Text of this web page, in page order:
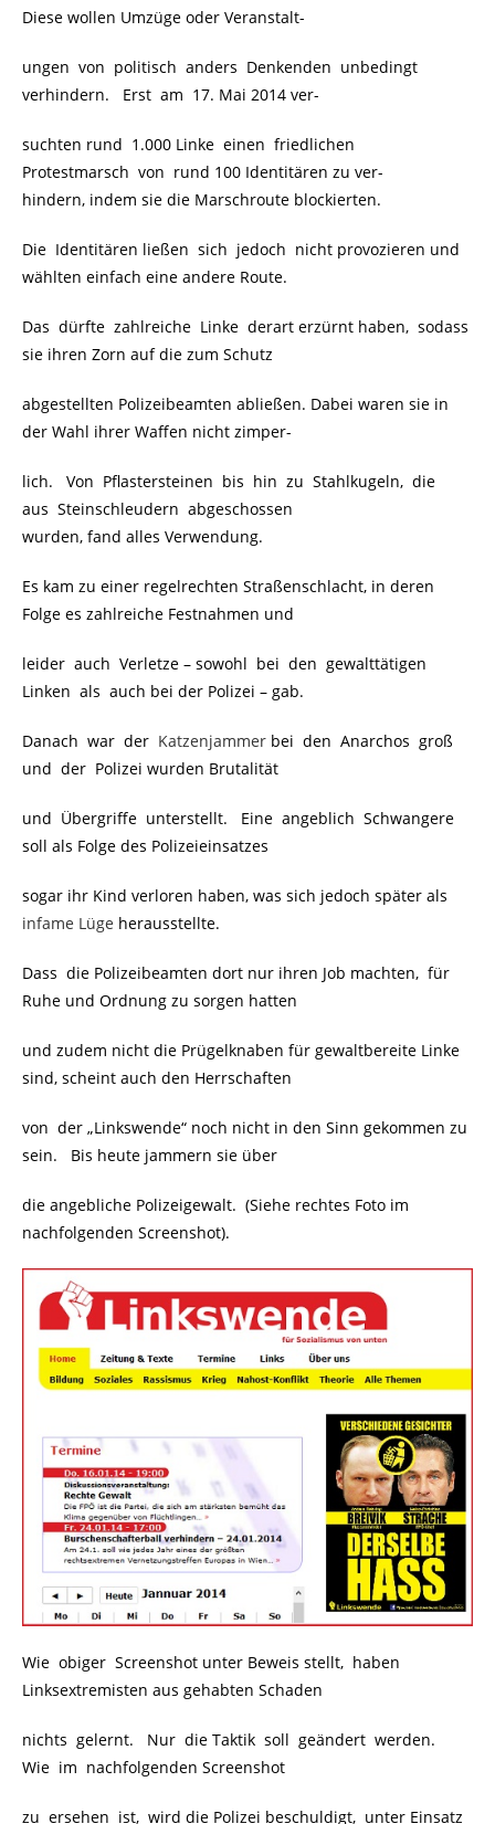
Diese wollen Umzüge oder Veranstalt-
ungen von politisch anders Denkenden unbedingt
verhindern. Erst am 17. Mai 2014 ver-
suchten rund 1.000 Linke einen friedlichen
Protestmarsch von rund 100 Identitären zu ver-
hindern, indem sie die Marschroute blockierten.
Die Identitären ließen sich jedoch nicht provozieren und
wählten einfach eine andere Route.
Das dürfte zahlreiche Linke derart erzürnt haben, sodass
sie ihren Zorn auf die zum Schutz
abgestellten Polizeibeamten abließen. Dabei waren sie in
der Wahl ihrer Waffen nicht zimper-
lich. Von Pflastersteinen bis hin zu Stahlkugeln, die
aus Steinschleudern abgeschossen
wurden, fand alles Verwendung.
Es kam zu einer regelrechten Straßenschlacht, in deren
Folge es zahlreiche Festnahmen und
leider auch Verletze – sowohl bei den gewalttätigen
Linken als auch bei der Polizei – gab.
Danach war der Katzenjammer bei den Anarchos groß
und der Polizei wurden Brutalität
und Übergriffe unterstellt. Eine angeblich Schwangere
soll als Folge des Polizeieinsatzes
sogar ihr Kind verloren haben, was sich jedoch später als
infame Lüge herausstellte.
Dass die Polizeibeamten dort nur ihren Job machten, für
Ruhe und Ordnung zu sorgen hatten
und zudem nicht die Prügelknaben für gewaltbereite Linke
sind, scheint auch den Herrschaften
von der „Linkswende“ noch nicht in den Sinn gekommen zu
sein. Bis heute jammern sie über
die angebliche Polizeigewalt. (Siehe rechtes Foto im
nachfolgenden Screenshot).
Wie obiger Screenshot unter Beweis stellt, haben
Linksextremisten aus gehabten Schaden
nichts gelernt. Nur die Taktik soll geändert werden.
Wie im nachfolgenden Screenshot
zu ersehen ist, wird die Polizei beschuldigt, unter Einsatz